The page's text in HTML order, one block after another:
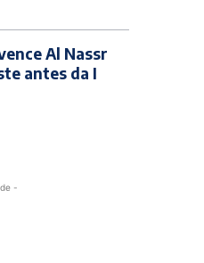
Al Nassr
antes da I
-